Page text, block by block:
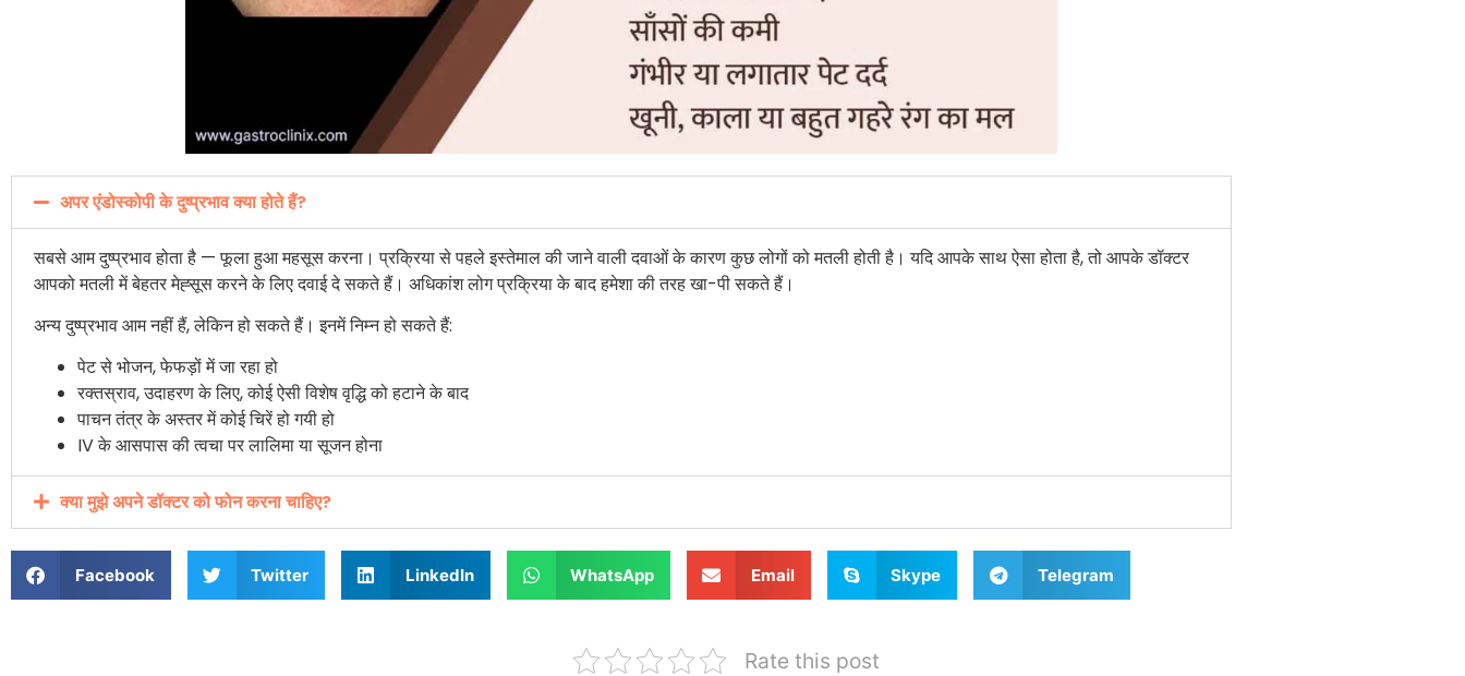
अपर एंडोस्कोपी के दुष्प्रभाव क्या होते हैं?
सबसे आम दुष्प्रभाव होता है — फूला हुआ महसूस करना। प्रक्रिया से पहले इस्तेमाल की जाने वाली दवाओं के कारण कुछ लोगों को मतली होती है। यदि आपके साथ ऐसा होता है, तो आपके डॉक्टर
आपको मतली में बेहतर मेह्सूस करने के लिए दवाई दे सकते हैं। अधिकांश लोग प्रक्रिया के बाद हमेशा की तरह खा-पी सकते हैं।
अन्य दुष्प्रभाव आम नहीं हैं, लेकिन हो सकते हैं। इनमें निम्न हो सकते हैं:
पेट से भोजन, फेफड़ों में जा रहा हो
रक्तस्राव, उदाहरण के लिए, कोई ऐसी विशेष वृद्धि को हटाने के बाद
पाचन तंत्र के अस्तर में कोई चिरें हो गयी हो
IV के आसपास की त्वचा पर लालिमा या सूजन होना
क्या मुझे अपने डॉक्टर को फोन करना चाहिए?
Facebook Twitter LinkedIn WhatsApp Email Skype Telegram
Rate this post